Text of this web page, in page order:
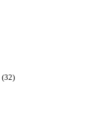
(32)